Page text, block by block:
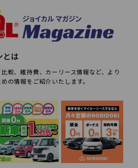
とは
較、維持費、カーリース情報など、より
の情報をご紹介いたします。